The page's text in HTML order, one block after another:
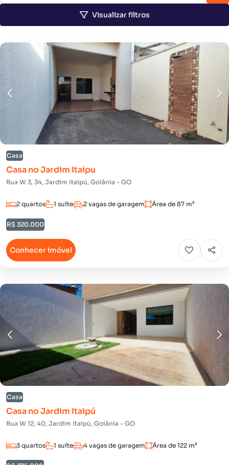
Visualizar filtros
Casa
Casa no Jardim Itaipu
Rua W 3, 34, Jardim Itaipú, Goiânia - GO
2 quartos 1 suíte 2 vagas de garagem Área de 87 m²
R$ 320.000
Conhecer imóvel
Casa
Casa no Jardim Itaipú
Rua W 12, 40, Jardim Itaipú, Goiânia - GO
3 quartos 1 suíte 4 vagas de garagem Área de 122 m²